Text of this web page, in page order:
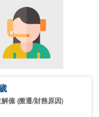
僱 (搬遷/財務原因)